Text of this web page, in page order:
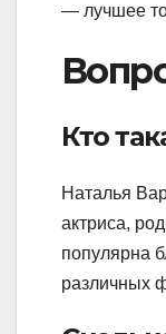
— лучшее
Кто
Наталья
актриса,
популярна
различных